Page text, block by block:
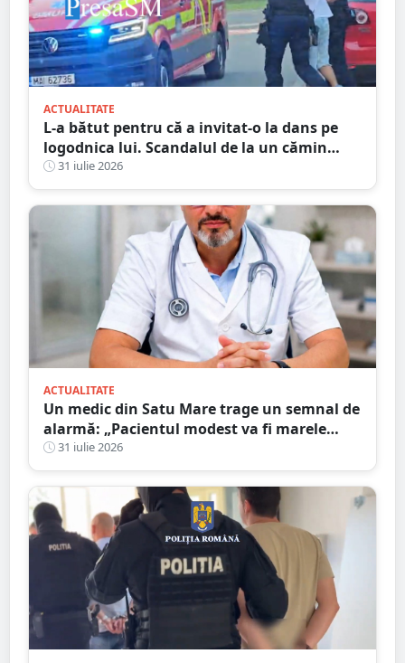
ACTUALITATE
L-a bătut pentru că a invitat-o la dans pe
logodnica lui. Scandalul de la un cămin
cultural s-a încheiat cu condamnări și
despăgubiri
31 iulie 2026
ACTUALITATE
Un medic din Satu Mare trage un semnal de
alarmă: „Pacientul modest va fi marele
perdant”
31 iulie 2026